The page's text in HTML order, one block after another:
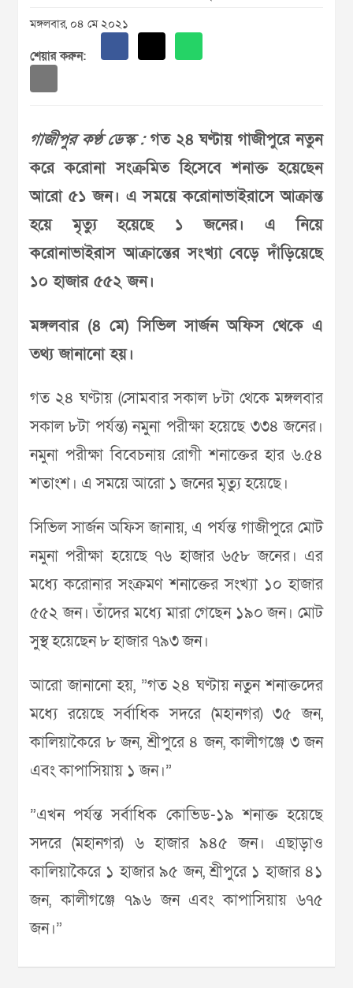
মঙ্গলবার, ০৪ মে ২০২১
শেয়ার করুন:
গাজীপুর কণ্ঠ ডেস্ক :গত ২৪ ঘণ্টায় গাজীপুরে নতুন
করে করোনা সংক্রমিত হিসেবে শনাক্ত হয়েছেন
আরো ৫১ জন। এ সময়ে করোনাভাইরাসে আক্রান্ত
হয়ে মৃত্যু হয়েছে ১ জনের। এ নিয়ে
করোনাভাইরাস আক্রান্তের সংখ্যা বেড়ে দাঁড়িয়েছে
১০ হাজার ৫৫২ জন।
মঙ্গলবার (৪ মে) সিভিল সার্জন অফিস থেকে এ
তথ্য জানানো হয়।
গত ২৪ ঘণ্টায় (সোমবার সকাল ৮টা থেকে মঙ্গলবার
সকাল ৮টা পর্যন্ত) নমুনা পরীক্ষা হয়েছে ৩৩৪ জনের।
নমুনা পরীক্ষা বিবেচনায় রোগী শনাক্তের হার ৬.৫৪
শতাংশ। এ সময়ে আরো ১ জনের মৃত্যু হয়েছে।
সিভিল সার্জন অফিস জানায়, এ পর্যন্ত গাজীপুরে মোট
নমুনা পরীক্ষা হয়েছে ৭৬ হাজার ৬৫৮ জনের। এর
মধ্যে করোনার সংক্রমণ শনাক্তের সংখ্যা ১০ হাজার
৫৫২ জন। তাঁদের মধ্যে মারা গেছেন ১৯০ জন। মোট
সুস্থ হয়েছেন ৮ হাজার ৭৯৩ জন।
আরো জানানো হয়, ”গত ২৪ ঘণ্টায় নতুন শনাক্তদের
মধ্যে রয়েছে সর্বাধিক সদরে (মহানগর) ৩৫ জন,
কালিয়াকৈরে ৮ জন, শ্রীপুরে ৪ জন, কালীগঞ্জে ৩ জন
এবং কাপাসিয়ায় ১ জন।”
”এখন পর্যন্ত সর্বাধিক কোভিড-১৯ শনাক্ত হয়েছে
সদরে (মহানগর) ৬ হাজার ৯৪৫ জন। এছাড়াও
কালিয়াকৈরে ১ হাজার ৯৫ জন, শ্রীপুরে ১ হাজার ৪১
জন, কালীগঞ্জে ৭৯৬ জন এবং কাপাসিয়ায় ৬৭৫
জন।”